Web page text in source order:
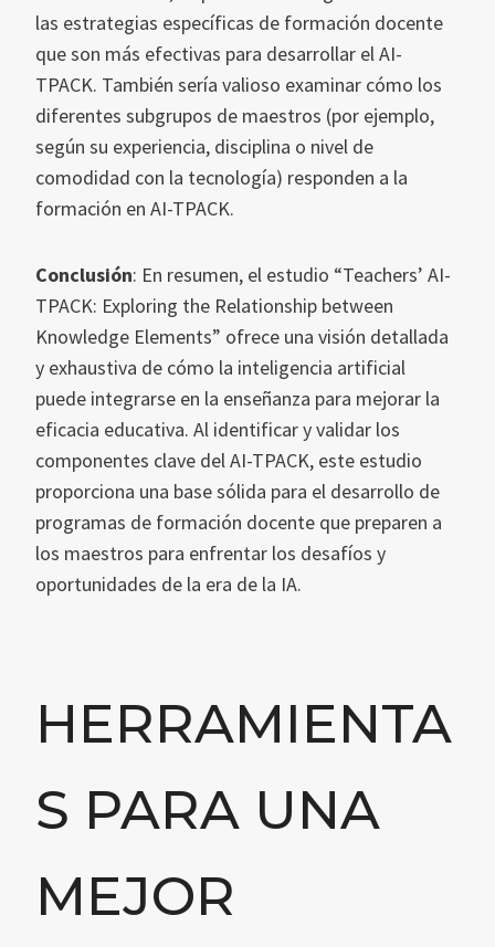
las estrategias específicas de formación docente
que son más efectivas para desarrollar el AI-
TPACK. También sería valioso examinar cómo los
diferentes subgrupos de maestros (por ejemplo,
según su experiencia, disciplina o nivel de
comodidad con la tecnología) responden a la
formación en AI-TPACK.
Conclusión: En resumen, el estudio “Teachers’ AI-
TPACK: Exploring the Relationship between
Knowledge Elements” ofrece una visión detallada
y exhaustiva de cómo la inteligencia artificial
puede integrarse en la enseñanza para mejorar la
eficacia educativa. Al identificar y validar los
componentes clave del AI-TPACK, este estudio
proporciona una base sólida para el desarrollo de
programas de formación docente que preparen a
los maestros para enfrentar los desafíos y
oportunidades de la era de la IA.
HERRAMIENTA
S PARA UNA
MEJOR